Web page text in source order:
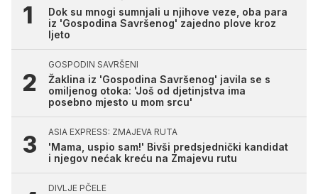
Dok su mnogi sumnjali u njihove veze, oba para
iz 'Gospodina Savršenog' zajedno plove kroz
ljeto
GOSPODIN SAVRŠENI
Žaklina iz 'Gospodina Savršenog' javila se s
omiljenog otoka: 'Još od djetinjstva ima
posebno mjesto u mom srcu'
ASIA EXPRESS: ZMAJEVA RUTA
'Mama, uspio sam!' Bivši predsjednički kandidat
i njegov nećak kreću na Zmajevu rutu
DIVLJE PČELE